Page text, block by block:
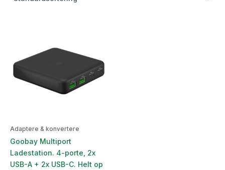
Adaptere & konvertere
Goobay Multiport
Ladestation. 4-porte, 2x
USB-A + 2x USB-C. Helt op